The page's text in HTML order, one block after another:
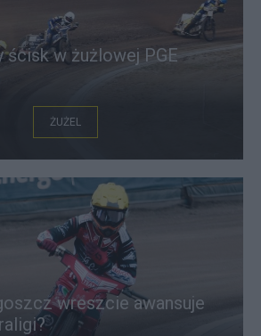
ścisk w żużlowej PGE
ŻUŻEL
wreszcie awansuje